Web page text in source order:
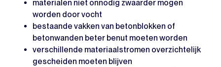
materialen niet onnodig zwaarder mogen
worden door vocht
bestaande vakken van betonblokken of
betonwanden beter benut moeten worden
verschillende materiaalstromen overzichtelijk
gescheiden moeten blijven